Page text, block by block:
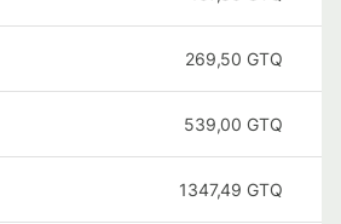
269,50 GTQ
539,00 GTQ
1347,49 GTQ